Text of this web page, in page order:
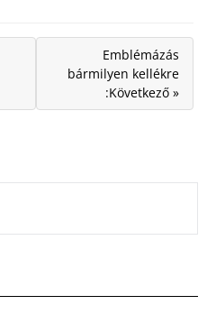
Emblémázás
bármilyen kellékre
:Következő »